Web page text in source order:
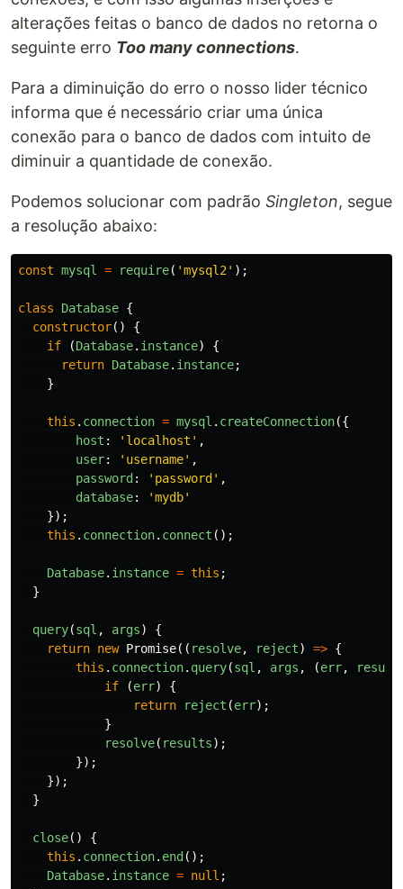
alterações feitas o banco de dados no retorna o
seguinte erro Too many connections.
Para a diminuição do erro o nosso lider técnico
informa que é necessário criar uma única
conexão para o banco de dados com intuito de
diminuir a quantidade de conexão.
Podemos solucionar com padrão Singleton, segue
a resolução abaixo:
const mysql = require( 'mysql2 ' );
class Database {
constructor()
{
if
(Database. instance)
{
return Database. instance;
}
this . connection = mysql . createConnection({
host : ' localhost ' ,
user: ' username' ,
password : ' password ' ,
database: 'mydb'
});
this . connection. connect ();
Database. instance = this ;
}
query(sql , args)
{
return new Promise(( resolve, reject) => {
this . connection. query(sql , args , (err,
if
(err)
{
return
reject (err);
}
resolve( results);
});
});
}
close()
{
this . connection. end ();
Database. instance = null ;